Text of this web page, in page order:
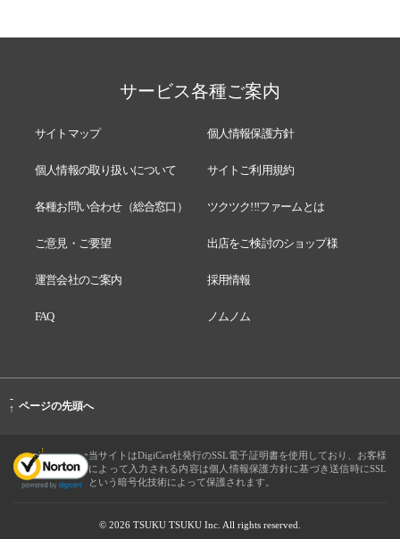
サービス各種ご案内
サイトマップ 個人情報保護方針
個人情報の取り扱いについて サイトご利用規約
各種お問い合わせ（総合窓口） ツクツク!!!ファームとは
ご意見・ご要望 出店をご検討のショップ様
運営会社のご案内 採用情報
FAQ ノムノム
-
↑ ページの先頭へ
当サイトはDigiCert社発行のSSL電子証明書を使用しており、お客様
によって入力される内容は個人情報保護方針に基づき送信時にSSL
という暗号化技術によって保護されます。
© 2026 TSUKU TSUKU Inc. All rights reserved.